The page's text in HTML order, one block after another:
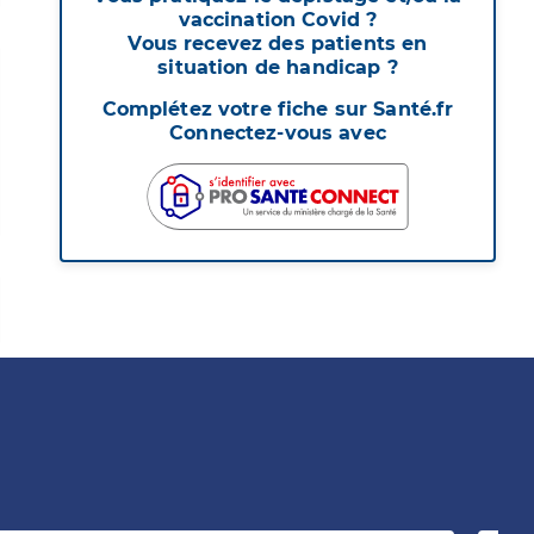
vaccination Covid ?
Vous recevez des patients en
situation de handicap ?
Complétez votre fiche sur Santé.fr
Connectez-vous avec